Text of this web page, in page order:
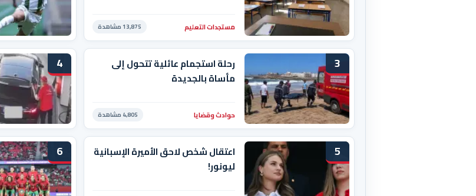
مستجدات التعليم 13,875 مشاهدة
3
رحلة استجمام عائلية تتحول إلى
مأساة بالجديدة
حوادث وقضايا 4,805 مشاهدة
4
5
اعتقال شخص لاحق الأميرة الإسبانية
ليونور!
6